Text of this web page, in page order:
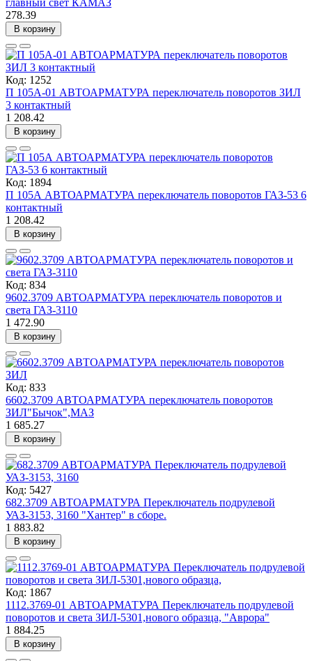
278.39
В корзину
Код: 1252
П 105А-01 АВТОАРМАТУРА переключатель поворотов ЗИЛ
3 контактный
1 208.42
В корзину
Код: 1894
П 105А АВТОАРМАТУРА переключатель поворотов ГАЗ-53 6
контактный
1 208.42
В корзину
Код: 834
9602.3709 АВТОАРМАТУРА переключатель поворотов и
света ГАЗ-3110
1 472.90
В корзину
Код: 833
6602.3709 АВТОАРМАТУРА переключатель поворотов
ЗИЛ"Бычок",МАЗ
1 685.27
В корзину
Код: 5427
682.3709 АВТОАРМАТУРА Переключатель подрулевой
УАЗ-3153, 3160 "Хантер" в сборе.
1 883.82
В корзину
Код: 1867
1112.3769-01 АВТОАРМАТУРА Переключатель подрулевой
поворотов и света ЗИЛ-5301,нового образца, "Аврора"
1 884.25
В корзину